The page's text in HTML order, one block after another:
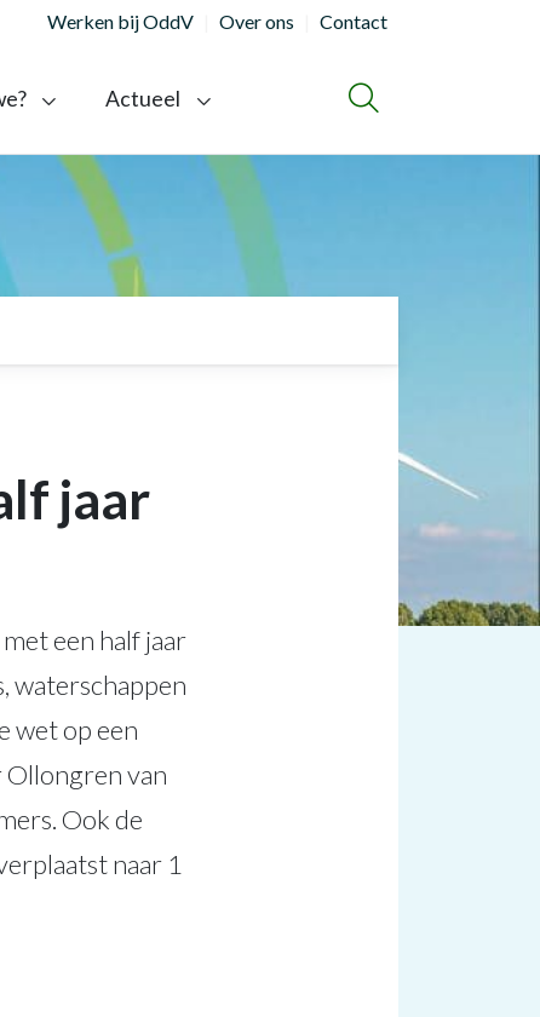
Werken bij OddV Over ons Contact
Actueel ZOEKEN
jaar
een half jaar
waterschappen
wet op een
van
Ook de
naar 1